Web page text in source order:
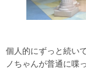
個人的にずっと続い
ノちゃんが普通に喋